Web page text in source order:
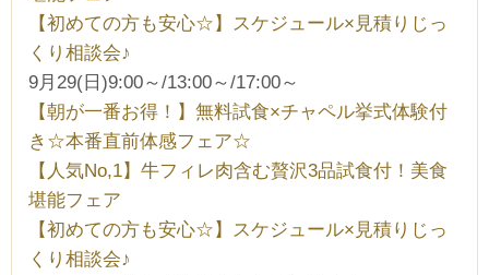
【初めての方も安心☆】スケジュール×見積りじっ
くり相談会♪
9月29(日)9:00～/13:00～/17:00～
【朝が一番お得！】無料試食×チャペル挙式体験付
き☆本番直前体感フェア☆
【人気No,1】牛フィレ肉含む贅沢3品試食付！美食
堪能フェア
【初めての方も安心☆】スケジュール×見積りじっ
くり相談会♪